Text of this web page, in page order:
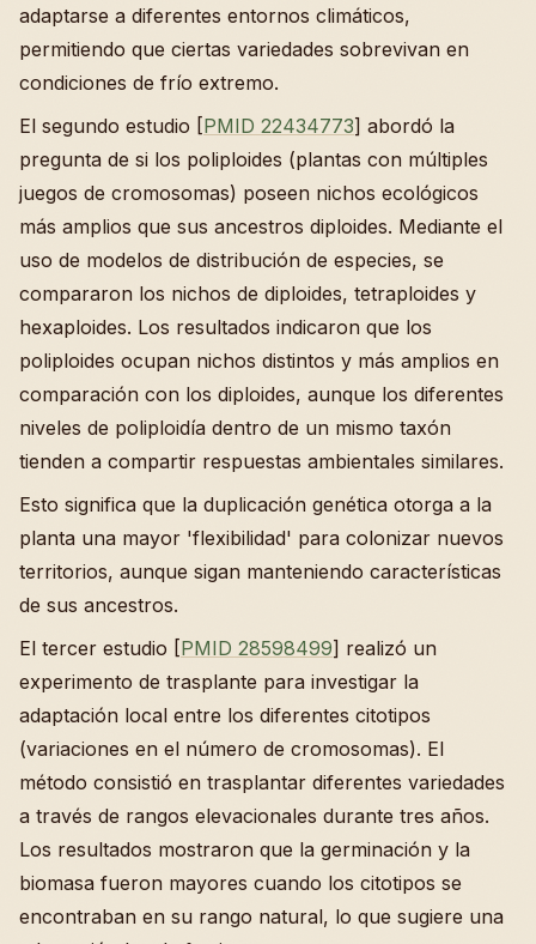
adaptarse a diferentes entornos climáticos,
permitiendo que ciertas variedades sobrevivan en
condiciones de frío extremo.
El segundo estudio [PMID 22434773] abordó la
pregunta de si los poliploides (plantas con múltiples
juegos de cromosomas) poseen nichos ecológicos
más amplios que sus ancestros diploides. Mediante el
uso de modelos de distribución de especies, se
compararon los nichos de diploides, tetraploides y
hexaploides. Los resultados indicaron que los
poliploides ocupan nichos distintos y más amplios en
comparación con los diploides, aunque los diferentes
niveles de poliploidía dentro de un mismo taxón
tienden a compartir respuestas ambientales similares.
Esto significa que la duplicación genética otorga a la
planta una mayor 'flexibilidad' para colonizar nuevos
territorios, aunque sigan manteniendo características
de sus ancestros.
El tercer estudio [PMID 28598499] realizó un
experimento de trasplante para investigar la
adaptación local entre los diferentes citotipos
(variaciones en el número de cromosomas). El
método consistió en trasplantar diferentes variedades
a través de rangos elevacionales durante tres años.
Los resultados mostraron que la germinación y la
biomasa fueron mayores cuando los citotipos se
encontraban en su rango natural, lo que sugiere una